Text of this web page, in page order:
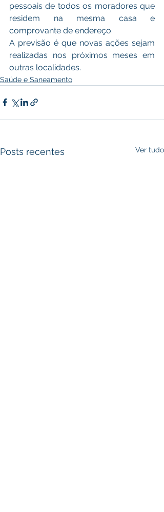
pessoais de todos os moradores que
residem na mesma casa e
comprovante de endereço.
A previsão é que novas ações sejam
realizadas nos próximos meses em
outras localidades.
Saúde e Saneamento
Posts recentes Ver tudo